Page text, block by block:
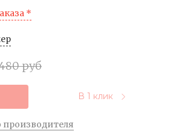
*
руб
В 1 клик
производителя